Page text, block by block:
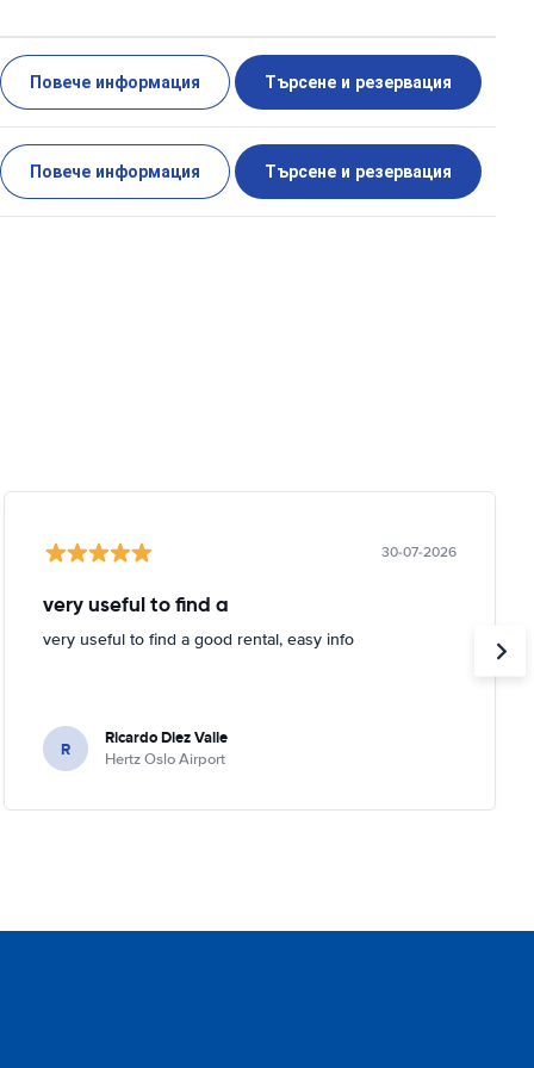
Повече информация Търсене и резервация
Повече информация Търсене и резервация
30-07-2026
very useful to find a
very useful to find a good rental, easy info
R Ricardo Diez Valle
Hertz Oslo Airport